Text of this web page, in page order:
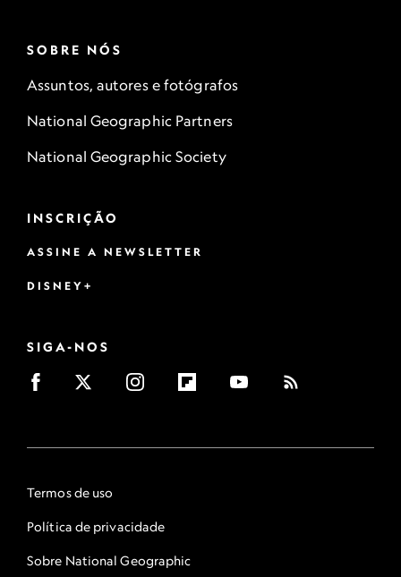
SOBRE NÓS
Assuntos, autores e fotógrafos
National Geographic Partners
National Geographic Society
INSCRIÇÃO
ASSINE A NEWSLETTER
DISNEY+
SIGA-NOS
Termos de uso
Política de privacidade
Sobre National Geographic